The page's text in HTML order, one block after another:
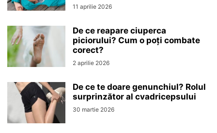
11 aprilie 2026
De ce reapare ciuperca
piciorului? Cum o poți combate
corect?
2 aprilie 2026
De ce te doare genunchiul? Rolul
surprinzător al cvadricepsului
30 martie 2026